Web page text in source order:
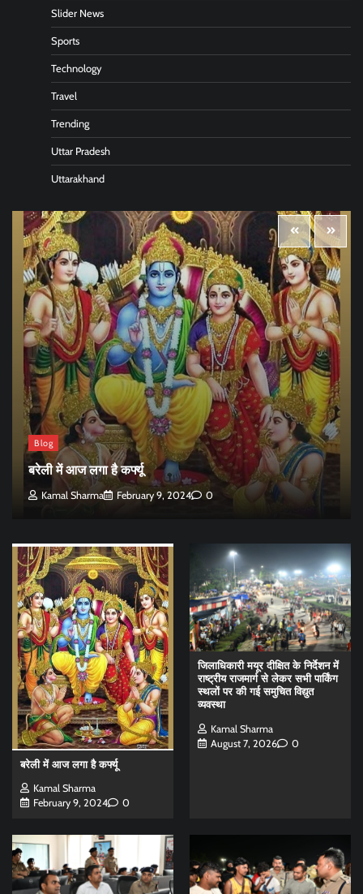
Slider News
Sports
Technology
Travel
Trending
Uttar Pradesh
Uttarakhand
Blog
बरेली में आज लगा है कर्फ्यू
Kamal Sharma February 9, 2024 0
बरेली में आज लगा है कर्फ्यू
Kamal Sharma
February 9, 2024
0
जिलाधिकारी मयूर दीक्षित के निर्देशन में
राष्ट्रीय राजमार्ग से लेकर सभी पार्किंग
स्थलों पर की गई समुचित विद्युत
व्यवस्था
Kamal Sharma
August 7, 2026
0